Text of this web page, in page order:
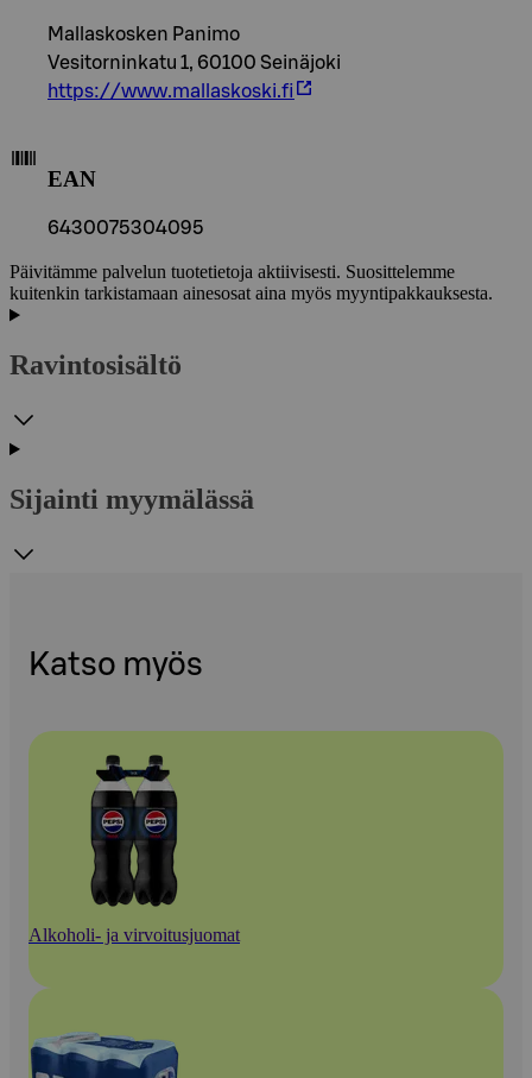
Mallaskosken Panimo
Vesitorninkatu 1, 60100 Seinäjoki
https://www.mallaskoski.fi
EAN
6430075304095
Päivitämme palvelun tuotetietoja aktiivisesti. Suosittelemme
kuitenkin tarkistamaan ainesosat aina myös myyntipakkauksesta.
Ravintosisältö
Sijainti myymälässä
Katso myös
Alkoholi- ja virvoitusjuomat